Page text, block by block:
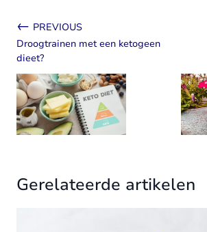
← PREVIOUS
Droogtrainen met een ketogeen
dieet?
Gerelateerde artikelen